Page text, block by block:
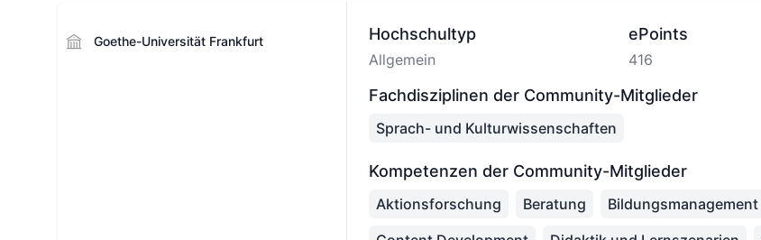
Goethe-Universität Frankfurt Hochschultyp
Allgemein
ePoints
416
Fachdisziplinen der Community-Mitglieder
Sprach- und Kulturwissenschaften
Kompetenzen der Community-Mitglieder
Aktionsforschung Beratung Bildungsmanagement